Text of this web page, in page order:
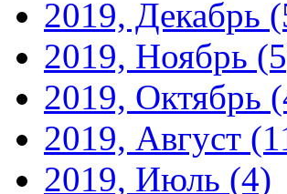
2019, Декабрь
2019, Ноябрь
2019, Октябрь
2019, Август
2019, Июль (4)